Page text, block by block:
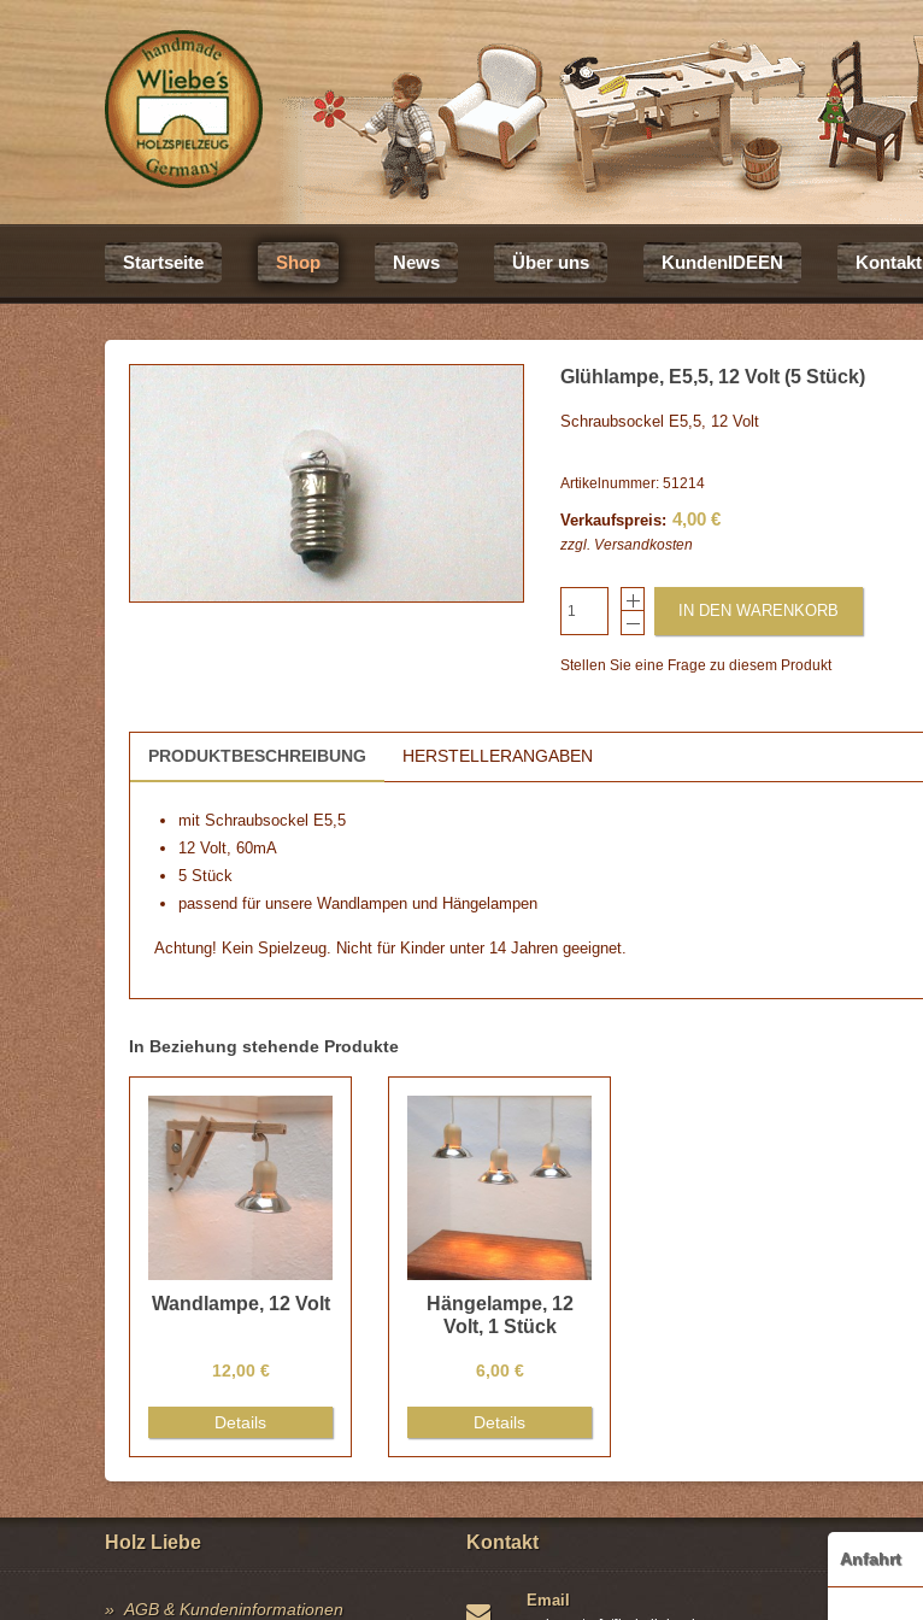
Startseite Shop News Über uns KundenIDEEN Kontakt
Glühlampe, E5,5, 12 Volt (5 Stück)
Schraubsockel E5,5, 12 Volt
Artikelnummer: 51214
Verkaufspreis: 4,00 €
zzgl. Versandkosten
IN DEN WARENKORB
Stellen Sie eine Frage zu diesem Produkt
PRODUKTBESCHREIBUNG HERSTELLERANGABEN
mit Schraubsockel E5,5
12 Volt, 60mA
5 Stück
passend für unsere Wandlampen und Hängelampen
Achtung! Kein Spielzeug. Nicht für Kinder unter 14 Jahren geeignet.
In Beziehung stehende Produkte
Wandlampe, 12 Volt
12,00 €
Details
Hängelampe, 12
Volt, 1 Stück
6,00 €
Details
Holz Liebe
AGB & Kundeninformationen
Kontakt
Email
Anfahrt